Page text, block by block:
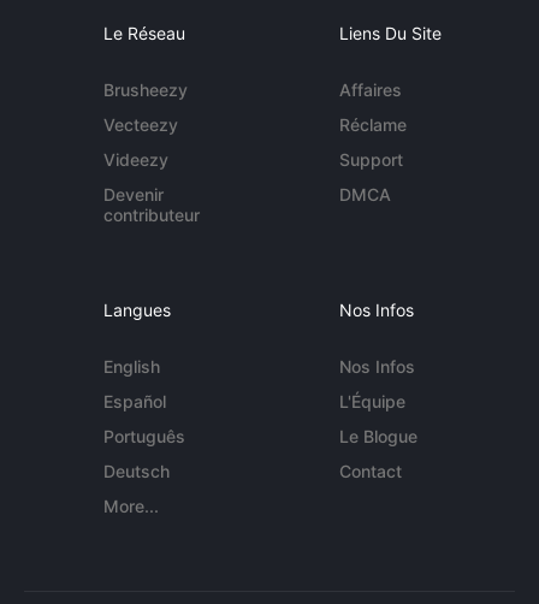
Le Réseau
Brusheezy
Vecteezy
Videezy
Devenir
contributeur
Liens Du Site
Affaires
Réclame
Support
DMCA
Langues
English
Español
Português
Deutsch
More...
Nos Infos
Nos Infos
L'Équipe
Le Blogue
Contact